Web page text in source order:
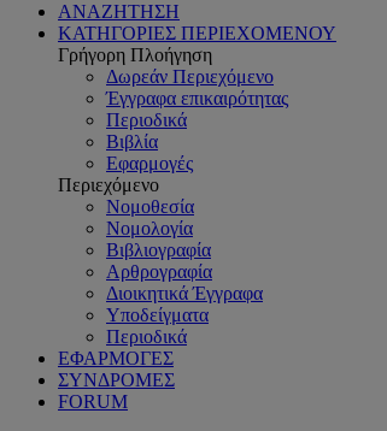
ΑΝΑΖΗΤΗΣΗ
ΚΑΤΗΓΟΡΙΕΣ ΠΕΡΙΕΧΟΜΕΝΟΥ
Γρήγορη Πλοήγηση
Δωρεάν Περιεχόμενο
Έγγραφα επικαιρότητας
Περιοδικά
Βιβλία
Εφαρμογές
Περιεχόμενο
Νομοθεσία
Νομολογία
Βιβλιογραφία
Αρθρογραφία
Διοικητικά Έγγραφα
Υποδείγματα
Περιοδικά
ΕΦΑΡΜΟΓΕΣ
ΣΥΝΔΡΟΜΕΣ
FORUM